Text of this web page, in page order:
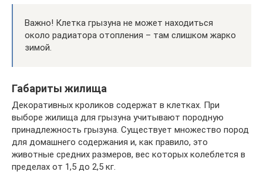
Важно! Клетка грызуна не может находиться
около радиатора отопления – там слишком жарко
зимой.
Габариты жилища
Декоративных кроликов содержат в клетках. При
выборе жилища для грызуна учитывают породную
принадлежность грызуна. Существует множество пород
для домашнего содержания и, как правило, это
животные средних размеров, вес которых колеблется в
пределах от 1,5 до 2,5 кг.